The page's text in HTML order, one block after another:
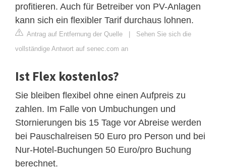
profitieren. Auch für Betreiber von PV-Anlagen
kann sich ein flexibler Tarif durchaus lohnen.
Antrag auf Entfernung der Quelle | Sehen Sie sich die
vollständige Antwort auf senec.com an
Ist Flex kostenlos?
Sie bleiben flexibel ohne einen Aufpreis zu
zahlen. Im Falle von Umbuchungen und
Stornierungen bis 15 Tage vor Abreise werden
bei Pauschalreisen 50 Euro pro Person und bei
Nur-Hotel-Buchungen 50 Euro/pro Buchung
berechnet.